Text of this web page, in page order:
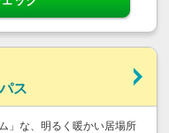
ス
」な、明るく暖かい居場所